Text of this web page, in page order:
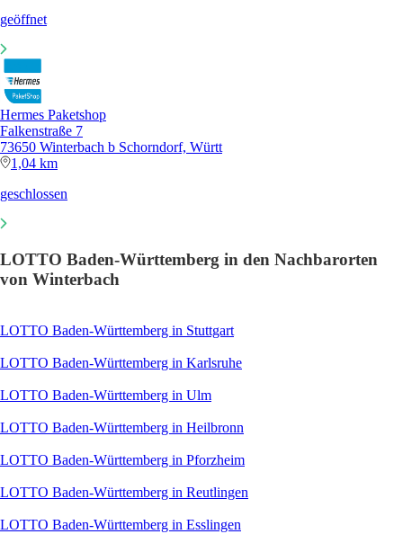
geöffnet
Hermes Paketshop
Falkenstraße 7
73650 Winterbach b Schorndorf, Württ
1,04 km
geschlossen
LOTTO Baden-Württemberg in den Nachbarorten
von Winterbach
LOTTO Baden-Württemberg in Stuttgart
LOTTO Baden-Württemberg in Karlsruhe
LOTTO Baden-Württemberg in Ulm
LOTTO Baden-Württemberg in Heilbronn
LOTTO Baden-Württemberg in Pforzheim
LOTTO Baden-Württemberg in Reutlingen
LOTTO Baden-Württemberg in Esslingen